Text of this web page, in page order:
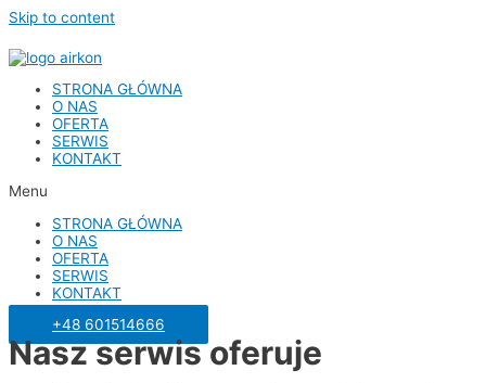
Skip to content
STRONA GŁÓWNA
O NAS
OFERTA
SERWIS
KONTAKT
Menu
STRONA GŁÓWNA
O NAS
OFERTA
SERWIS
KONTAKT
+48 601514666
Nasz serwis oferuje